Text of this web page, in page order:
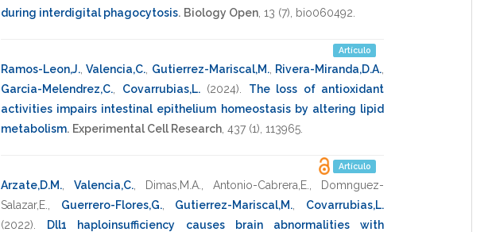
during interdigital phagocytosis. Biology Open 13 (7), bio060492
Artículo
Ramos-Leon,J. ,Valencia,C. Gutierrez-Mariscal,M., Rivera-Miranda,D.A.
Garcia-Melendrez,C.
Covarrubias,L. (2024)
The loss of antioxidant
activities impairs intestinal epithelium homeostasis by altering lipid
metabolism. Experimental Cell Research 437 (1), 113965
Artículo
Arzate,D.M. Valencia,C. Dimas,M.A. Antonio-Cabrera,E.
Domnguez-
Salazar,E.
Guerrero-Flores,G., Gutierrez-Mariscal,M.
Covarrubias,L.
(2022)
Dll1 haploinsufficiency causes brain abnormalities with